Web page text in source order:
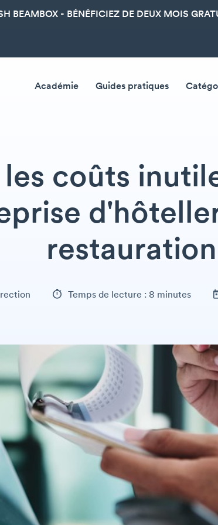
BEAMBOX - BÉNÉFICIEZ DE DEUX MOIS
Académie Guides pratiques
coûts
restauration
Temps de lecture : 8 minutes